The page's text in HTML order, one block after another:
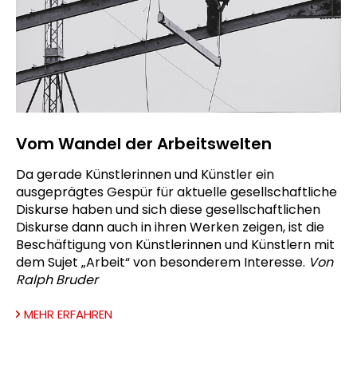
Vom Wandel der Arbeitswelten
Da gerade Künstlerinnen und Künstler ein
ausgeprägtes Gespür für aktuelle gesellschaftliche
Diskurse haben und sich diese gesellschaftlichen
Diskurse dann auch in ihren Werken zeigen, ist die
Beschäftigung von Künstlerinnen und Künstlern mit
dem Sujet „Arbeit“ von besonderem Interesse. Von
Ralph Bruder
MEHR ERFAHREN